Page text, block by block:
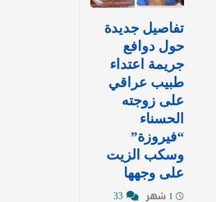
تفاصيل جديدة
حول دوافع
جريمة اعتداء
طبيب عراقي
على زوجته
الحسناء
“فيروزة”
وسكب الزيت
على وجهها